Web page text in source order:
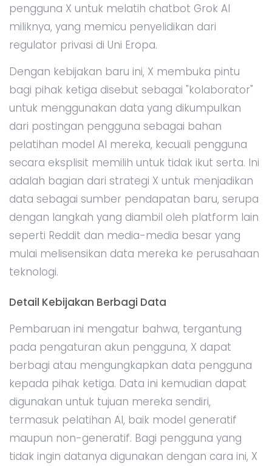
pengguna X untuk melatih chatbot Grok AI
miliknya, yang memicu penyelidikan dari
regulator privasi di Uni Eropa.
Dengan kebijakan baru ini, X membuka pintu
bagi pihak ketiga disebut sebagai "kolaborator"
untuk menggunakan data yang dikumpulkan
dari postingan pengguna sebagai bahan
pelatihan model AI mereka, kecuali pengguna
secara eksplisit memilih untuk tidak ikut serta. Ini
adalah bagian dari strategi X untuk menjadikan
data sebagai sumber pendapatan baru, serupa
dengan langkah yang diambil oleh platform lain
seperti Reddit dan media-media besar yang
mulai melisensikan data mereka ke perusahaan
teknologi.
Detail Kebijakan Berbagi Data
Pembaruan ini mengatur bahwa, tergantung
pada pengaturan akun pengguna, X dapat
berbagi atau mengungkapkan data pengguna
kepada pihak ketiga. Data ini kemudian dapat
digunakan untuk tujuan mereka sendiri,
termasuk pelatihan AI, baik model generatif
maupun non-generatif. Bagi pengguna yang
tidak ingin datanya digunakan dengan cara ini, X